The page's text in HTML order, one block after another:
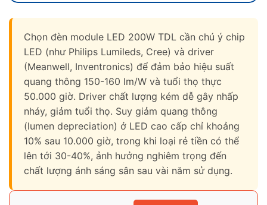
Chọn đèn module LED 200W TDL cần chú ý chip
LED (như Philips Lumileds, Cree) và driver
(Meanwell, Inventronics) để đảm bảo hiệu suất
quang thông 150-160 lm/W và tuổi thọ thực
50.000 giờ. Driver chất lượng kém dễ gây nhấp
nháy, giảm tuổi thọ. Suy giảm quang thông
(lumen depreciation) ở LED cao cấp chỉ khoảng
10% sau 10.000 giờ, trong khi loại rẻ tiền có thể
lên tới 30-40%, ảnh hưởng nghiêm trọng đến
chất lượng ánh sáng sân sau vài năm sử dụng.